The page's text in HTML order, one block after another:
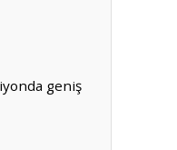
geniş